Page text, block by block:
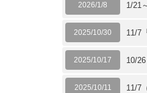
2026/1/8 1/21
2025/10/30 11/7
2025/10/17 10/
2025/10/11 11/7